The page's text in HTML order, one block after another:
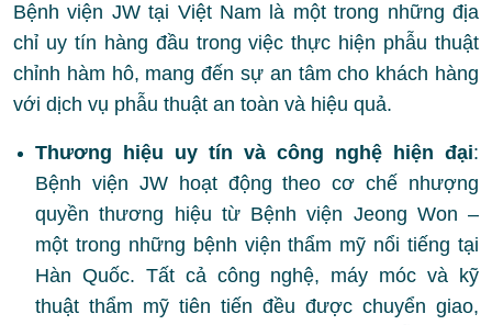
Bệnh viện JW tại Việt Nam là một trong những địa
chỉ uy tín hàng đầu trong việc thực hiện phẫu thuật
chỉnh hàm hô, mang đến sự an tâm cho khách hàng
với dịch vụ phẫu thuật an toàn và hiệu quả.
Thương hiệu uy tín và công nghệ hiện đại:
Bệnh viện JW hoạt động theo cơ chế nhượng
quyền thương hiệu từ Bệnh viện Jeong Won –
một trong những bệnh viện thẩm mỹ nổi tiếng tại
Hàn Quốc. Tất cả công nghệ, máy móc và kỹ
thuật thẩm mỹ tiên tiến đều được chuyển giao,